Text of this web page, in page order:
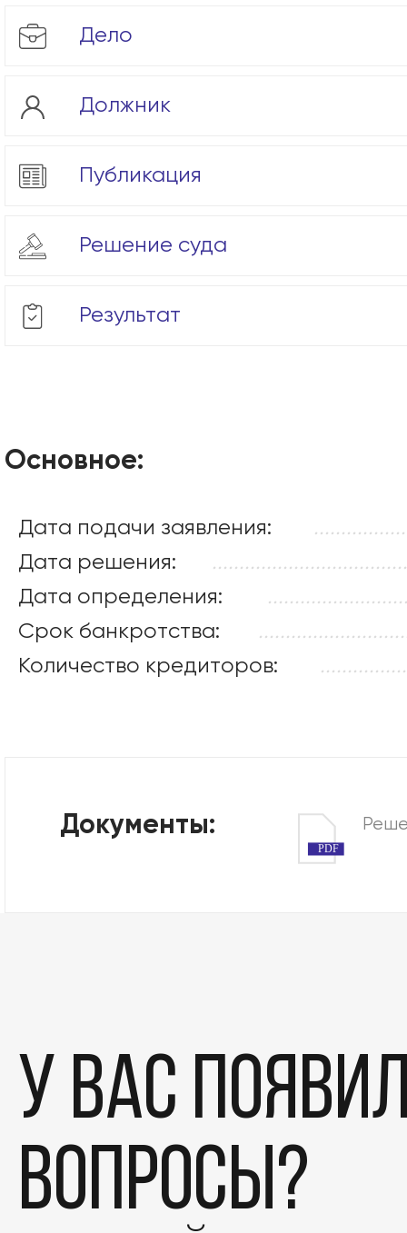
Дело
Должник
Публикация
Решение суда
Результат
Основное:
Дата подачи заявления:
Дата решения:
Дата определения:
Срок банкротства:
Количество кредиторов:
Документы:
PDF
У вас
вопросы?
Этапы